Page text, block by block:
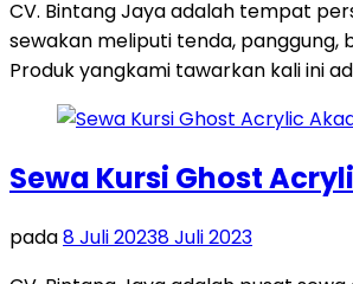
CV. Bintang Jaya adalah tempat
sewakan meliputi tenda, panggung,
Produk yangkami tawarkan kali ini
Sewa Kursi Ghost
pada8 Juli 20238 Juli 2023